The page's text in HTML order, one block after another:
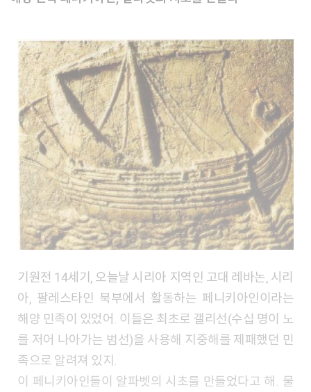
기원전 14세기, 오늘날 시리아 지역인 고대 레바논, 시리
아, 팔레스타인 북부에서 활동하는 페니키아인이라는
해양 민족이 있었어. 이들은 최초로 갤리선(수십 명이 노
를 저어 나아가는 범선)을 사용해 지중해를 제패했던 민
족으로 알려져 있지.
이 페니키아인들이 알파벳의 시초를 만들었다고 해. 물